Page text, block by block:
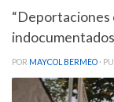
“Deportaciones
indocumentados
POR MAYCOL BERMEO ·